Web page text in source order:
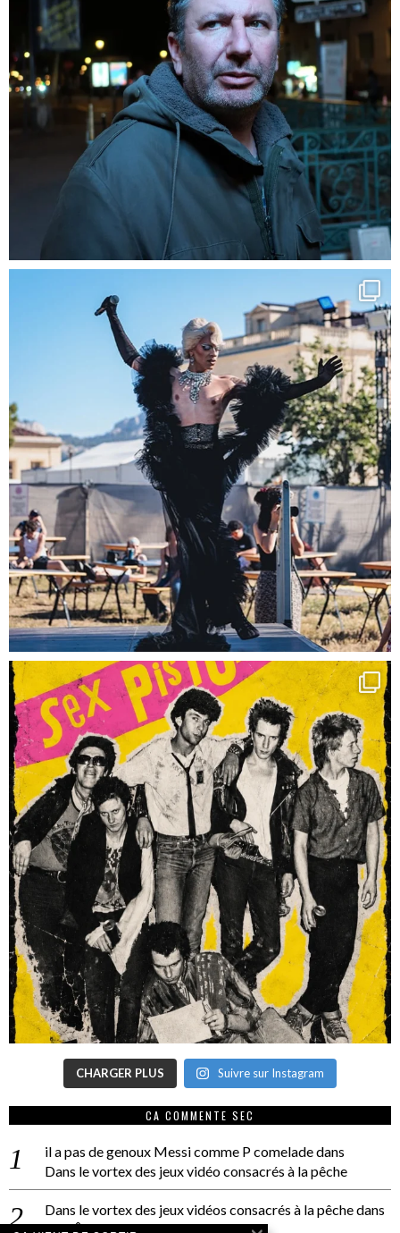
CHARGER PLUS Suivre sur Instagram
CA COMMENTE SEC
il a pas de genoux Messi comme P comeladedans
Dans le vortex des jeux vidéo consacrés à la pêche
Dans le vortex des jeux vidéos consacrés à la pêchedans
PACÔME THIELLEMENT